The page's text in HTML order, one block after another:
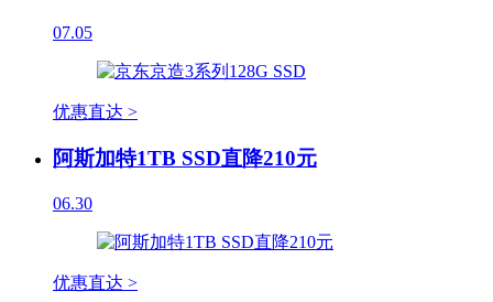
07.05
优惠直达 >
阿斯加特1TB SSD直降210元
06.30
优惠直达 >